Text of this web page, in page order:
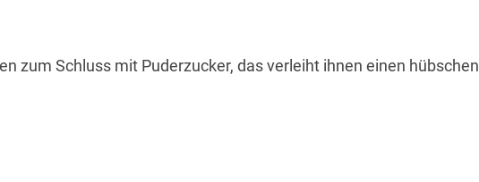
zum Schluss mit Puderzucker, das verleiht ihnen einen hübschen